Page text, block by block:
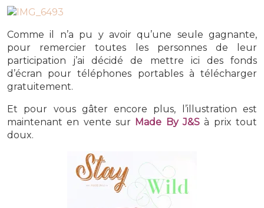
Comme il n’a pu y avoir qu’une seule gagnante,
pour remercier toutes les personnes de leur
participation j’ai décidé de mettre ici des fonds
d’écran pour téléphones portables à télécharger
gratuitement.
Et pour vous gâter encore plus, l’illustration est
maintenant en vente sur Made By J&S à prix tout
doux.